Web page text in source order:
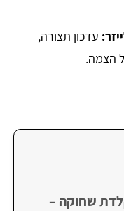
עדכון תצורה,
הצמה.
שחוקה –